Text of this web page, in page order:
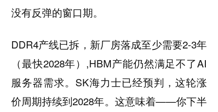
没有反弹的窗口期。
DDR4产线已拆，新厂房落成至少需要2-3年
（最快2028年）,HBM产能仍然满足不了AI
服务器需求。SK海力士已经预判，这轮涨
价周期持续到2028年。这意味着——你下半